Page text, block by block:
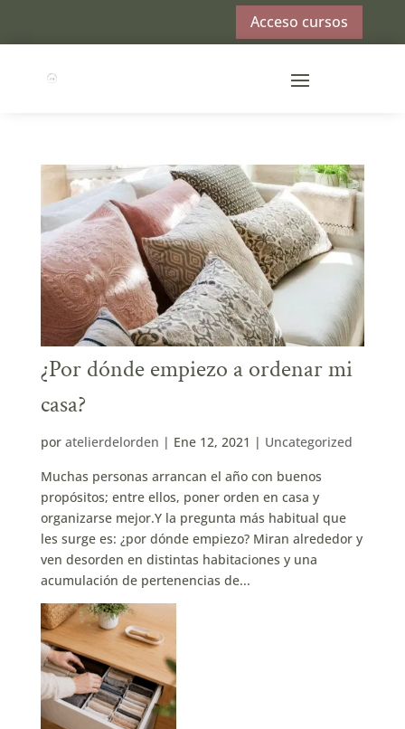
Acceso cursos
¿Por dónde empiezo a ordenar mi
casa?
por atelierdelorden | Ene 12, 2021 | Uncategorized
Muchas personas arrancan el año con buenos
propósitos; entre ellos, poner orden en casa y
organizarse mejor.Y la pregunta más habitual que
les surge es: ¿por dónde empiezo? Miran alrededor y
ven desorden en distintas habitaciones y una
acumulación de pertenencias de...